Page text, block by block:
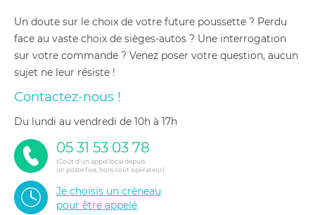
Un doute sur le choix de votre future poussette ? Perdu
face au vaste choix de sièges-autos ? Une interrogation
sur votre commande ? Venez poser votre question, aucun
sujet ne leur résiste !
Contactez-nous !
du lundi au vendredi de 10h à 17h
05 31 53 03 78
(Coût d'un appel local depuis
un poste fixe, hors coût opérateur)
Je choisis un créneau
pour être appelé